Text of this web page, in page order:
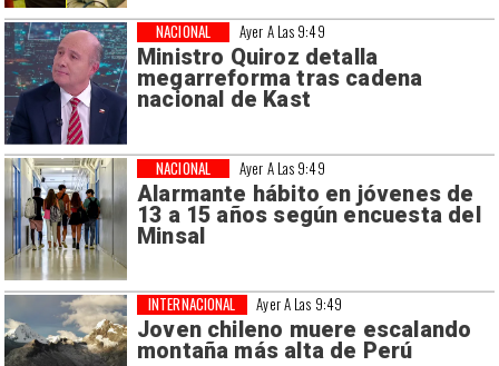
Ayer A Las 9:49
Ministro Quiroz detalla
megarreforma tras cadena
nacional de Kast
NACIONAL
Ayer A Las 9:49
Alarmante hábito en jóvenes de
13 a 15 años según encuesta del
Minsal
NACIONAL
Ayer A Las 9:49
Joven chileno muere escalando
montaña más alta de Perú
INTERNACIONAL